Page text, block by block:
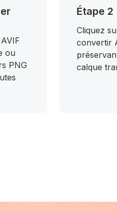
ou
PNG
Étape
Cliquez
convertir
calque